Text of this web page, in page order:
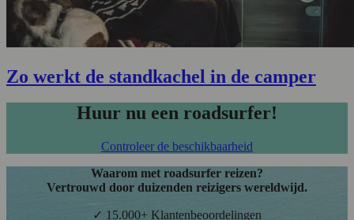
Zo werkt de standkachel in de camper
Huur nu een roadsurfer!
Controleer de beschikbaarheid
Waarom met roadsurfer reizen?
Vertrouwd door duizenden reizigers wereldwijd.
✓ 15.000+ Klantenbeoordelingen